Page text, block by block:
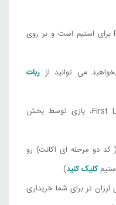
10,622,000 تومان
Steam
نسخه خرید بازی 007 First Light برای استیم است و بر روی
می توانید از ربات
بعد از خریداری بازی 007 First Light، بازی توسط بخش
دو مرحله ای اکانت) رو
کلیک کنید)
ارزان تر برای شما خریداری